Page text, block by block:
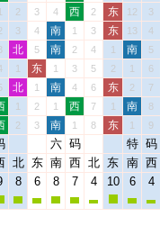
2 3 4 西 2 东 12 3
3 4 南 1 3 东 13 4
北 5 南 2 4 1 南 5
1 东 1 3 5 2 1 6
北 1 南 4 6 东 2 7
1 2 1 西 7 1 南 8
2 3 南 1 8 东 1 9
六 码 特 码
北 东 南 西 北 东 南 西
8 6 8 7 4 10 6 4